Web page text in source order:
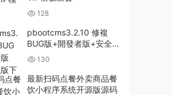
128
pbootcms3.2.10 修複
BUG版+開發者版+安全加
強版下載
130
最新扫码点餐外卖商品餐
饮小程序系统开源版源码